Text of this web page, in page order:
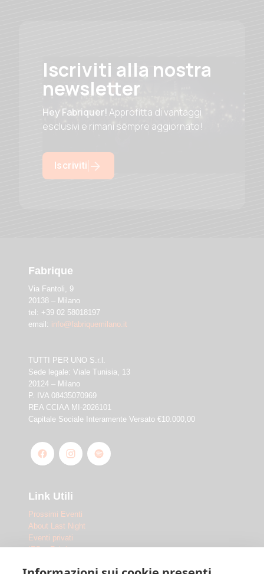
Iscriviti alla nostra
newsletter
Hey Fabriquer!Approfitta di vantaggi
esclusivi e rimani sempre aggiornato!
Iscriviti
Fabrique
Via Fantoli, 9
20138 – Milano
tel: +39 02 58018197
email: info@fabriquemilano.it
TUTTI PER UNO S.r.l.
Sede legale: Viale Tunisia, 13
20124 – Milano
P. IVA 08435070969
REA CCIAA MI-2026101
Capitale Sociale Interamente Versato €10.000,00
Link Utili
Prossimi Eventi
About Last Night
Eventi privati
IED x Fabrique